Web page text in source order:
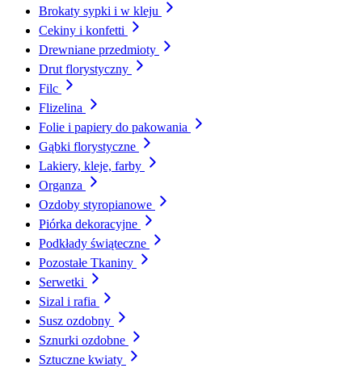
Brokaty sypki i w kleju
Cekiny i konfetti
Drewniane przedmioty
Drut florystyczny
Filc
Flizelina
Folie i papiery do pakowania
Gąbki florystyczne
Lakiery, kleje, farby
Organza
Ozdoby styropianowe
Piórka dekoracyjne
Podkłady świąteczne
Pozostałe Tkaniny
Serwetki
Sizal i rafia
Susz ozdobny
Sznurki ozdobne
Sztuczne kwiaty